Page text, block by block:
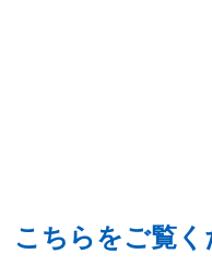
こちらをご覧く